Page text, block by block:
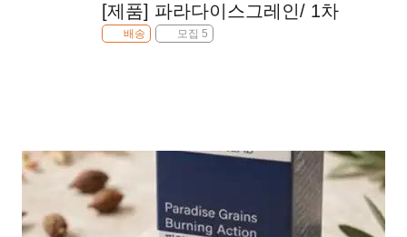
[제품] 파라다이스그레인/ 1차
배송 모집 5